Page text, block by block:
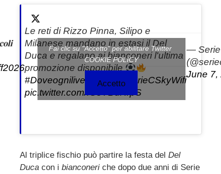
Le reti di Rizzo Pinna, Silipo e
Milanese mandano in estasi il Del
Duca e regalano ai bianconeri l'ultima
promozione disponibile
#DoveognilivelloConta#SerieCSkyWifi
pic.twitter.com/fGsYBdRrpS
—
June 7,
Fai clic su "Accetto" per abilitare Twitter
COOKIE POLICY
Accetto
Al triplice fischio può partire la festa del Del
Duca con i bianconeri che dopo due anni di Serie